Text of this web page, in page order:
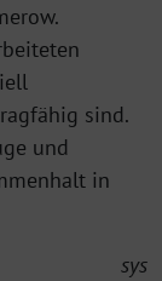
sind.
und
in
sys